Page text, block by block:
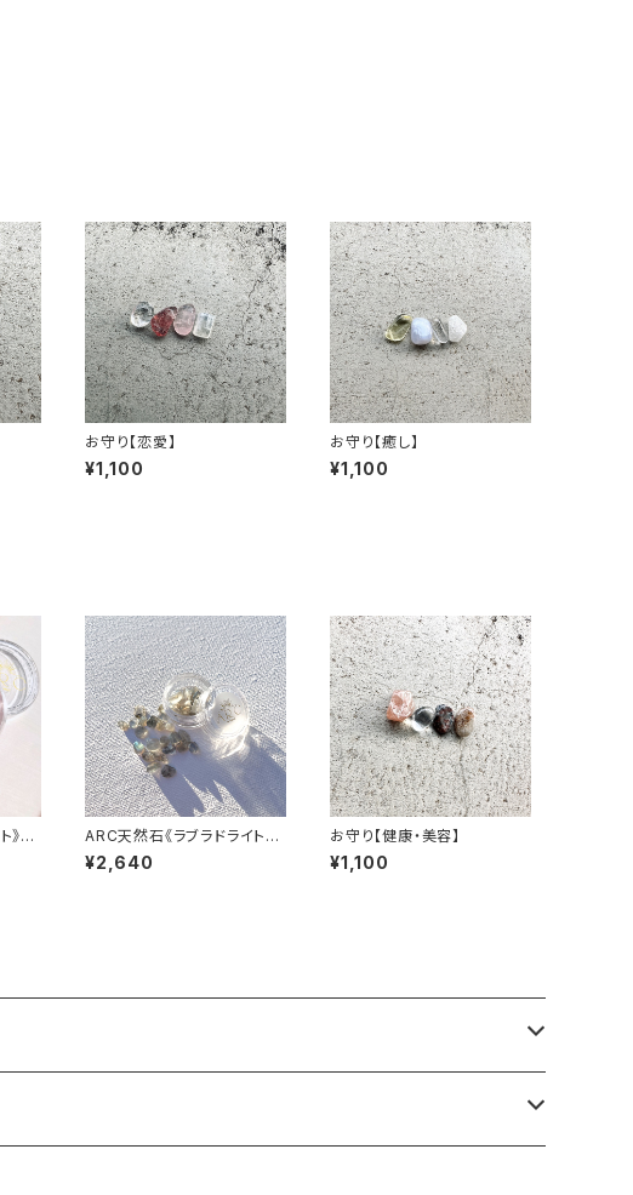
お守り【恋愛】
¥1,100
お守り【癒し】
¥1,100
》#
ARC天然石《ラブラドライト》#
不安解消
¥2,640
お守り【健康・美容】
¥1,100